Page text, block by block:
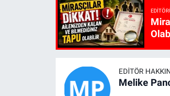
EDITÖR
Melike